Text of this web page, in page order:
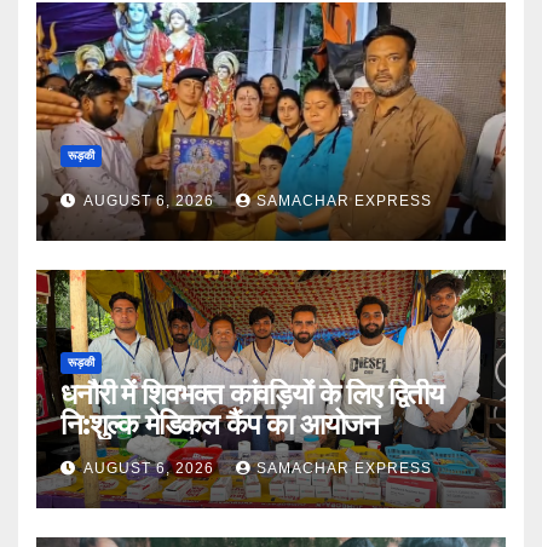
रूड़की
AUGUST 6, 2026 SAMACHAR EXPRESS
रूड़की
धनौरी में शिवभक्त कांवड़ियों के लिए द्वितीय
नि:शुल्क मेडिकल कैंप का आयोजन
AUGUST 6, 2026 SAMACHAR EXPRESS